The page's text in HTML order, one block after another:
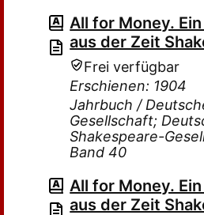
All for Money.
aus der Zeit
Frei verfügbar
Erschienen: 1904
Jahrbuch /
Gesellschaft;
Shakespeare-
Band 40
All for Money.
aus der Zeit